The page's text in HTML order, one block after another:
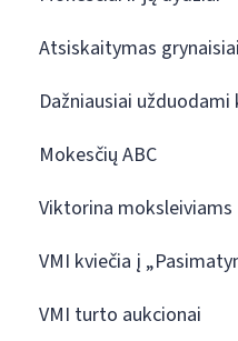
Atsiskaitymas
Dažniausiai užduodami
Mokesčių ABC
Viktorina moksleiviams
VMI kviečia į
VMI turto aukcionai